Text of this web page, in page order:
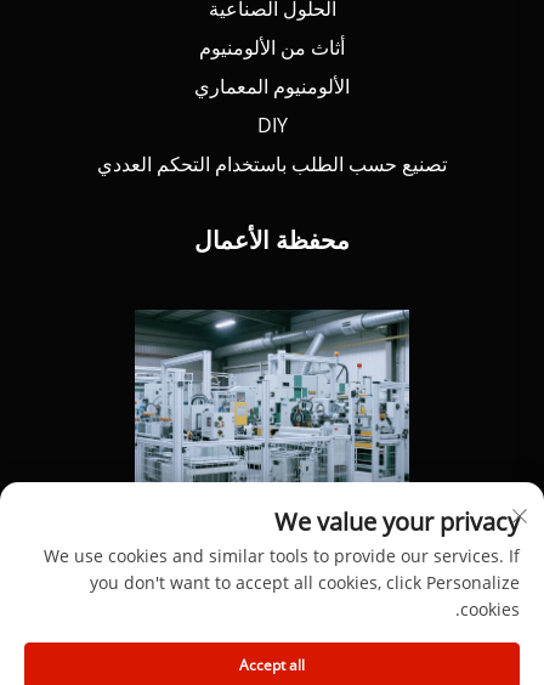
الحلول الصناعية
أثاث من الألومنيوم
الألومنيوم المعماري
DIY
تصنيع حسب الطلب باستخدام التحكم العددي
محفظة الأعمال
حقوق النشر © 2025 من قبل شركة دونغقوان هينغ دونغ لمواد
الألومنيوم المحدودة
We value your privacy
We use cookies and similar tools to provide our services. If
you don't want to accept all cookies, click Personalize
cookies.
Accept all